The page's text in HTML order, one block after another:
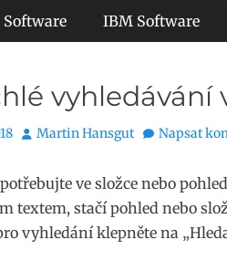
menu
Software IBM Software
vyhledávání
Autor
Martin Hansgut Napsat
ve složce nebo
textem, stačí pohled nebo
vyhledání klepněte na